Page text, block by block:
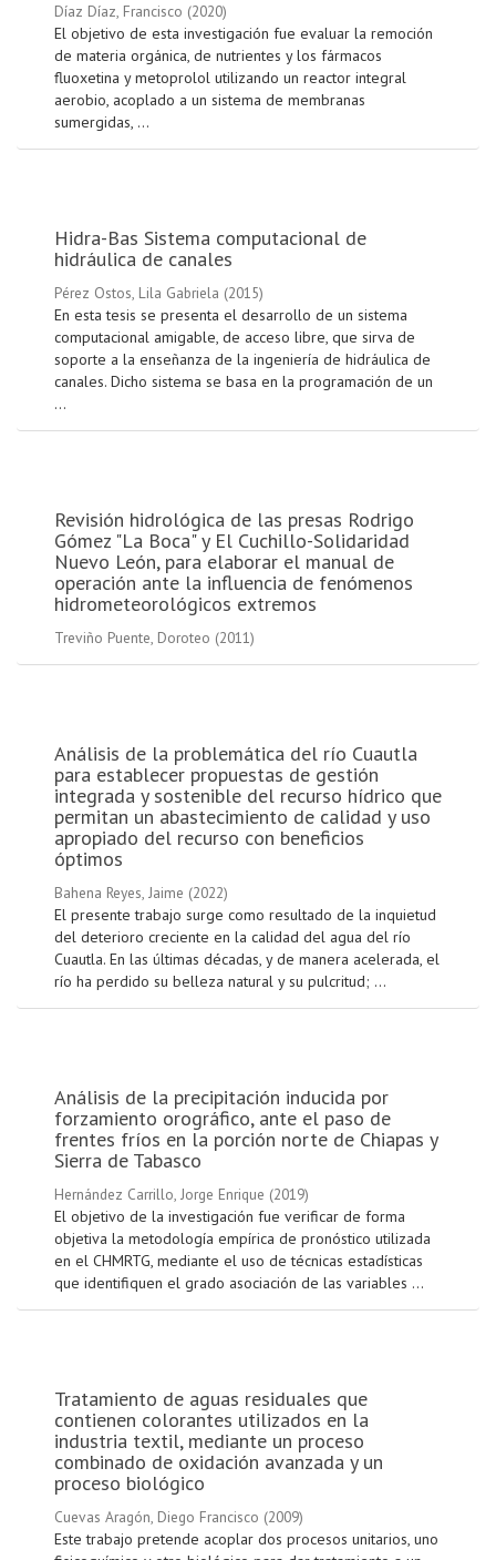
Díaz Díaz, Francisco (2020)
El objetivo de esta investigación fue evaluar la remoción
de materia orgánica, de nutrientes y los fármacos
fluoxetina y metoprolol utilizando un reactor integral
aerobio, acoplado a un sistema de membranas
sumergidas, ...
Hidra-Bas Sistema computacional de
hidráulica de canales
Pérez Ostos, Lila Gabriela (2015)
En esta tesis se presenta el desarrollo de un sistema
computacional amigable, de acceso libre, que sirva de
soporte a la enseñanza de la ingeniería de hidráulica de
canales. Dicho sistema se basa en la programación de un
...
Revisión hidrológica de las presas Rodrigo
Gómez "La Boca" y El Cuchillo-Solidaridad
Nuevo León, para elaborar el manual de
operación ante la influencia de fenómenos
hidrometeorológicos extremos
Treviño Puente, Doroteo (2011)
Análisis de la problemática del río Cuautla
para establecer propuestas de gestión
integrada y sostenible del recurso hídrico que
permitan un abastecimiento de calidad y uso
apropiado del recurso con beneficios
óptimos
Bahena Reyes, Jaime (2022)
El presente trabajo surge como resultado de la inquietud
del deterioro creciente en la calidad del agua del río
Cuautla. En las últimas décadas, y de manera acelerada, el
río ha perdido su belleza natural y su pulcritud; ...
Análisis de la precipitación inducida por
forzamiento orográfico, ante el paso de
frentes fríos en la porción norte de Chiapas y
Sierra de Tabasco
Hernández Carrillo, Jorge Enrique (2019)
El objetivo de la investigación fue verificar de forma
objetiva la metodología empírica de pronóstico utilizada
en el CHMRTG, mediante el uso de técnicas estadísticas
que identifiquen el grado asociación de las variables ...
Tratamiento de aguas residuales que
contienen colorantes utilizados en la
industria textil, mediante un proceso
combinado de oxidación avanzada y un
proceso biológico
Cuevas Aragón, Diego Francisco (2009)
Este trabajo pretende acoplar dos procesos unitarios, uno